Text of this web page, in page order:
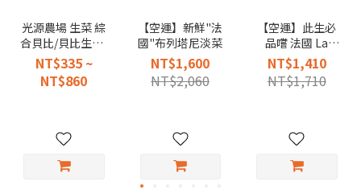
光源農場 生菜 綜
合貝比/貝比生菜/
綜合沙拉
NT$335 ~
NT$860
【空運】新鮮"法
國"布列塔尼淡菜
NT$1,600
NT$2,060
【空運】此生必
品嚐 法國 La
Fermiere 純天然
手工風味新鮮優
格 140g（ 6入陶
NT$1,410
NT$1,710